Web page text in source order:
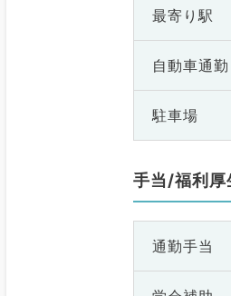
最寄り駅
自動車通勤
駐車場
手当/福利厚
通勤手当